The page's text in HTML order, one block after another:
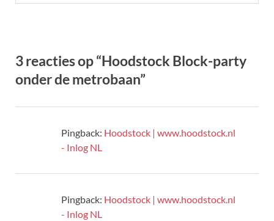
3 reacties op “Hoodstock Block-party
onder de metrobaan”
Pingback: Hoodstock | www.hoodstock.nl
- Inlog NL
Pingback: Hoodstock | www.hoodstock.nl
- Inlog NL